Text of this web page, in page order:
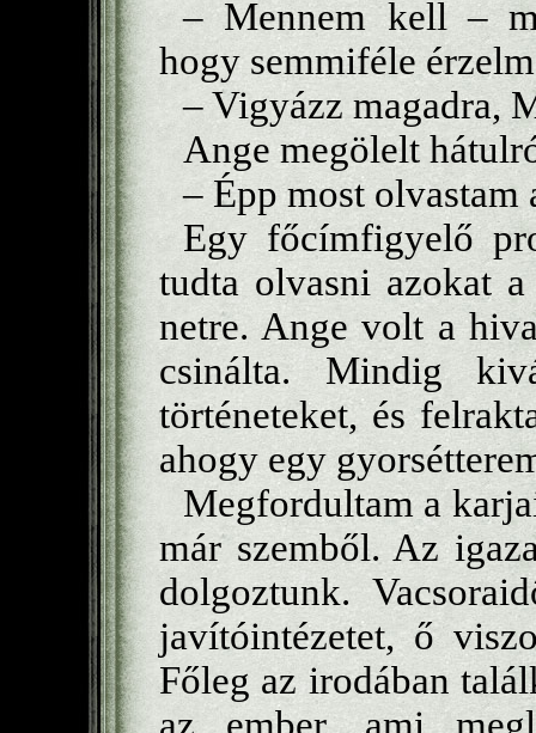
– Mennem kell –
hogy semmiféle
– Vigyázz magadra,
Ange megölelt
– Épp most olvastam
Egy főcímfigyelő
tudta olvasni azokat
netre. Ange volt a
csinálta. Mindig
történeteket, és
ahogy egy
Megfordultam a
már szemből. Az
dolgoztunk.
javítóintézetet, ő
Főleg az irodában